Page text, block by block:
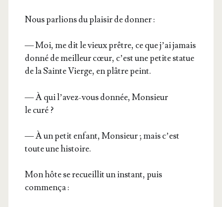
Nous par­lions du plai­sir de donner :
— Moi, me dit le vieux prêtre, ce que j’ai jamais
don­né de meilleur cœur, c’est une petite sta­tue
de la Sainte Vierge, en plâtre peint.
— À qui l’a­vez-vous don­née, Mon­sieur
le curé ?
— À un petit enfant, Mon­sieur ; mais c’est
toute une histoire.
Mon hôte se recueillit un ins­tant, puis
commença :